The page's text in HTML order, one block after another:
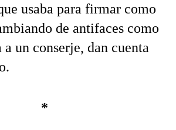
usaba para firmar como
de antifaces como
a un conserje, dan cuenta
*